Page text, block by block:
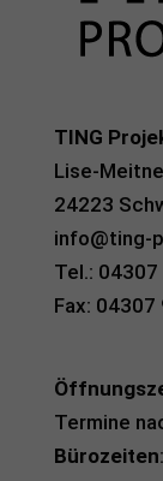
TING
Lise-
24223
info@ting-
Tel.:
Fax:
Termine
Bürozeiten: